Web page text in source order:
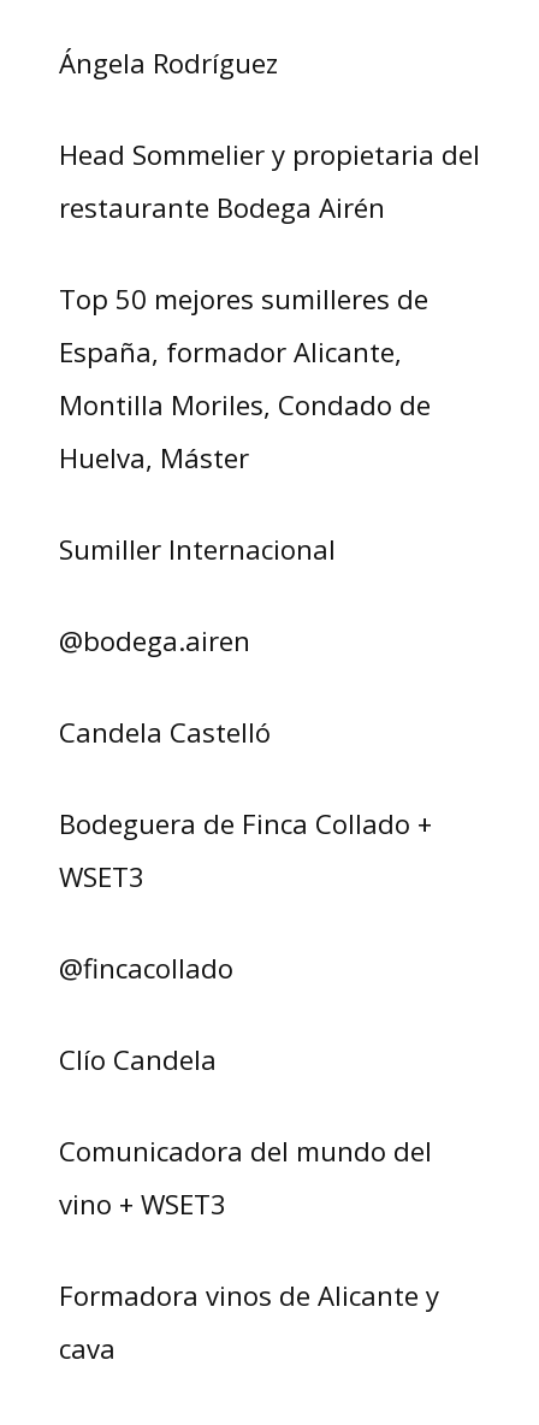
Ángela Rodríguez
Head Sommelier y propietaria del
restaurante Bodega Airén
Top 50 mejores sumilleres de
España, formador Alicante,
Montilla Moriles, Condado de
Huelva, Máster
Sumiller Internacional
@bodega.airen
Candela Castelló
Bodeguera de Finca Collado +
WSET3
@fincacollado
Clío Candela
Comunicadora del mundo del
vino + WSET3
Formadora vinos de Alicante y
cava